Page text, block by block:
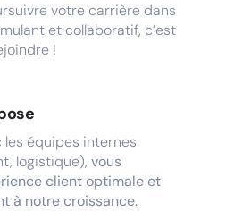
votre carrière dans
et collaboratif, c’est
!
les équipes internes
logistique), vous
client optimale et
à notre croissance.